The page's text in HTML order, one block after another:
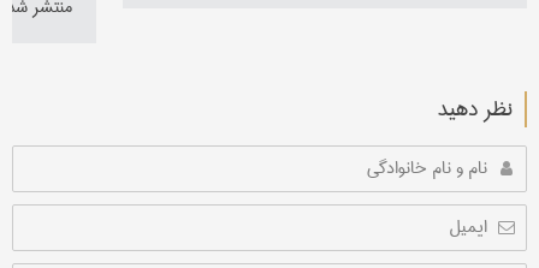
منتشر شد
نظر دهید